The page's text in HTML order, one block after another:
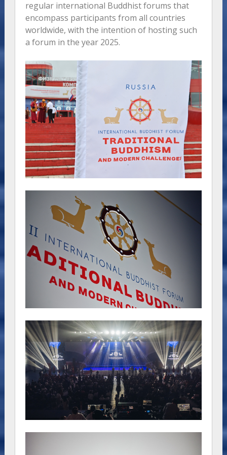
regular international Buddhist forums that
encompass participants from all countries
worldwide, with the intention of hosting such
a forum in the year 2025.